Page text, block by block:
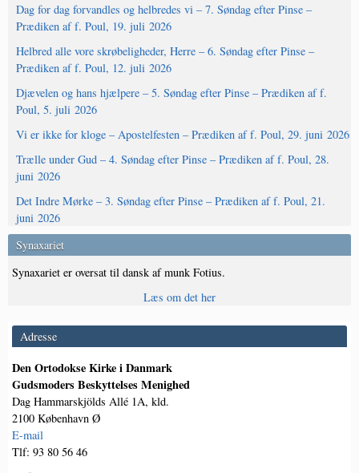
Dag for dag forvandles og helbredes vi – 7. Søndag efter Pinse –
Prædiken af f. Poul, 19. juli 2026
Helbred alle vore skrøbeligheder, Herre – 6. Søndag efter Pinse –
Prædiken af f. Poul, 12. juli 2026
Djævelen og hans hjælpere – 5. Søndag efter Pinse – Prædiken af f.
Poul, 5. juli 2026
Vi er ikke for kloge – Apostelfesten – Prædiken af f. Poul, 29. juni 2026
Trælle under Gud – 4. Søndag efter Pinse – Prædiken af f. Poul, 28.
juni 2026
Det Indre Mørke – 3. Søndag efter Pinse – Prædiken af f. Poul, 21.
juni 2026
Synaxariet
Synaxariet er oversat til dansk af munk Fotius.
Læs om det her
Adresse
Den Ortodokse Kirke i Danmark
Gudsmoders Beskyttelses Menighed
Dag Hammarskjölds Allé 1A, kld.
2100 København Ø
E-mail
Tlf: 93 80 56 46